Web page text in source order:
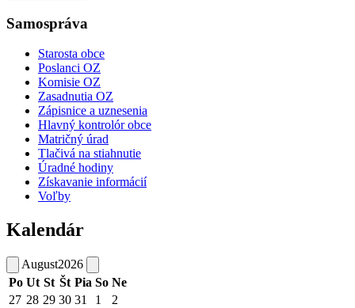
Samospráva
Starosta obce
Poslanci OZ
Komisie OZ
Zasadnutia OZ
Zápisnice a uznesenia
Hlavný kontrolór obce
Matričný úrad
Tlačivá na stiahnutie
Úradné hodiny
Získavanie informácií
Voľby
Kalendár
August2026
Po Ut St Št Pia So Ne
27 28 29 30 31 1
2